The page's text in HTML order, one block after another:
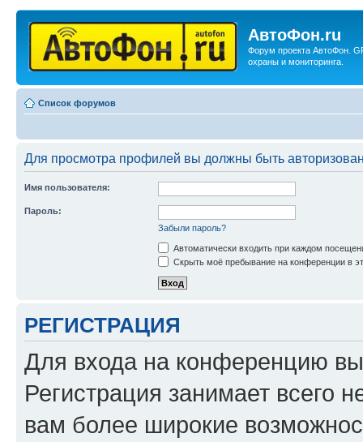
АвтоФон.ru
Форум проекта АвтоФон.
охраны и мониторинга.
Список форумов
Для просмотра профилей вы должны быть
Имя пользователя:
Пароль:
Забыли пароль?
Автоматически входить при каждом
Скрыть моё пребывание на конференции в
РЕГИСТРАЦИЯ
Для входа на конференцию
Регистрация занимает всего
вам более широкие